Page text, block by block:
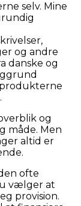
selv. Mine
og andre
danske og
og
måde. Men
altid er
ofte
vælger at
provision.